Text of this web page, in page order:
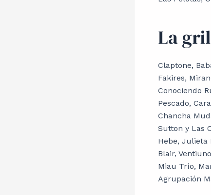
La
Claptone,
Fakires,
Conociendo
Pescado,
Chancha
Sutton y Las
Hebe, Julieta
Blair,
Miau Trío,
Agrupación